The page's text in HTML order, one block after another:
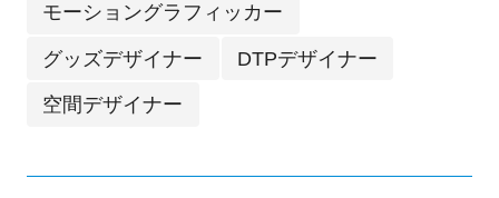
モーショングラフィッカー
グッズデザイナー DTPデザイナー
空間デザイナー